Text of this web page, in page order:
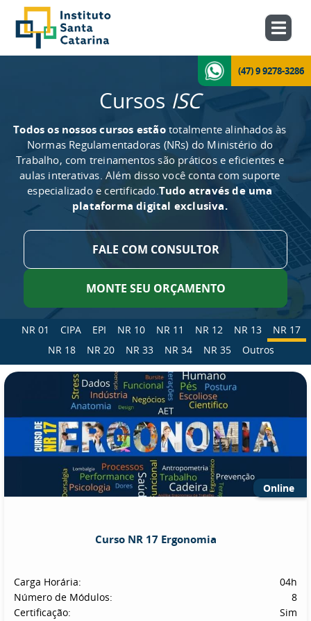
(47) 9 9278-3286
Cursos ISC
Todos os nossos cursos estãototalmente alinhados às
Normas Regulamentadoras (NRs) do Ministério do
Trabalho, com treinamentos são práticos e eficientes e
aulas interativas. Além disso você conta com suporte
especializado e certificado.Tudo através de uma
plataforma digital exclusiva.
FALE COM CONSULTOR
MONTE SEU ORÇAMENTO
NR 01 CIPA EPI NR 10 NR 11 NR 12 NR 13
NR 17
NR 18
NR 20 NR 33 NR 34 NR 35 Outros
Online
Curso NR 17 Ergonomia
Carga Horária:
04h
Número de Módulos:
8
Certificação:
Sim